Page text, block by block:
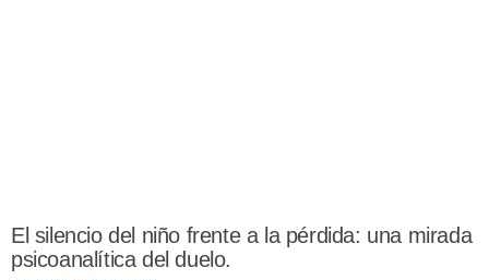
El silencio del niño frente a la pérdida: una mirada
psicoanalítica del duelo.